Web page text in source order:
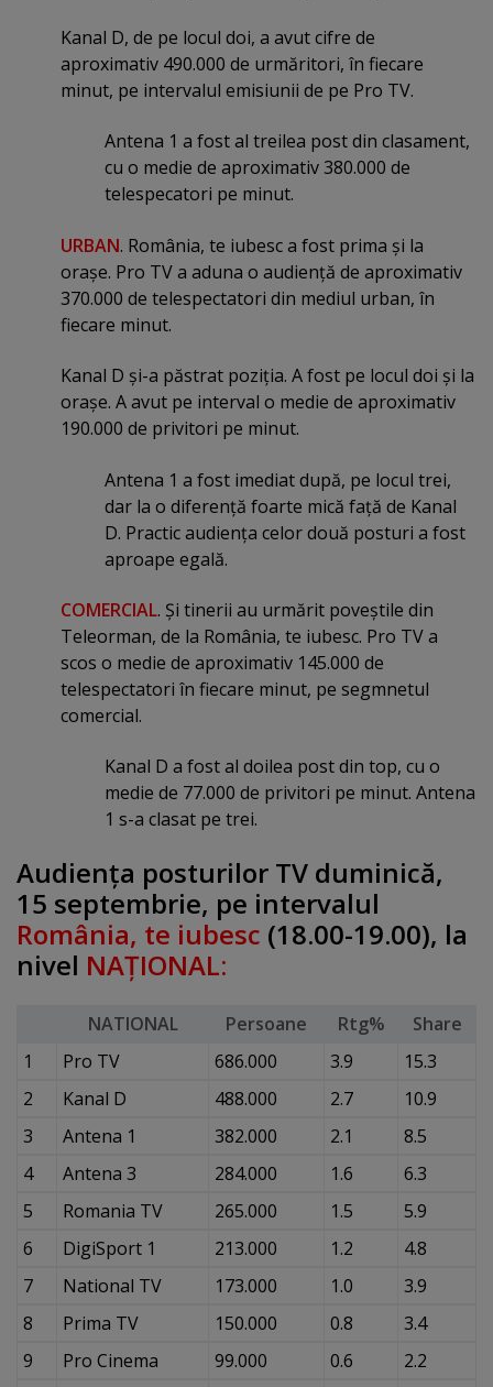
Kanal D, de pe locul doi, a avut cifre de
aproximativ 490.000 de urmăritori, în fiecare
minut, pe intervalul emisiunii de pe Pro TV.
Antena 1 a fost al treilea post din clasament,
cu o medie de aproximativ 380.000 de
telespecatori pe minut.
URBAN. România, te iubesc a fost prima şi la
oraşe. Pro TV a aduna o audienţă de aproximativ
370.000 de telespectatori din mediul urban, în
fiecare minut.
Kanal D şi-a păstrat poziţia. A fost pe locul doi şi la
oraşe. A avut pe interval o medie de aproximativ
190.000 de privitori pe minut.
Antena 1 a fost imediat după, pe locul trei,
dar la o diferenţă foarte mică faţă de Kanal
D. Practic audienţa celor două posturi a fost
aproape egală.
COMERCIAL. Şi tinerii au urmărit poveştile din
Teleorman, de la România, te iubesc. Pro TV a
scos o medie de aproximativ 145.000 de
telespectatori în fiecare minut, pe segmnetul
comercial.
Kanal D a fost al doilea post din top, cu o
medie de 77.000 de privitori pe minut. Antena
1 s-a clasat pe trei.
Audienţa posturilor TV duminică,
15 septembrie, pe intervalul
România, te iubesc (18.00-19.00), la
nivel NAŢIONAL:
NATIONAL Persoane Rtg%
Share
1
Pro TV 686.000 3.9
15.3
2
Kanal D 488.000 2.7
10.9
3
Antena 1 382.000 2.1
8.5
4
Antena 3 284.000 1.6
6.3
5
Romania TV 265.000 1.5
5.9
6
DigiSport 1 213.000 1.2
4.8
7
National TV 173.000 1.0
3.9
8
Prima TV 150.000 0.8
3.4
9
Pro Cinema 99.000 0.6
2.2